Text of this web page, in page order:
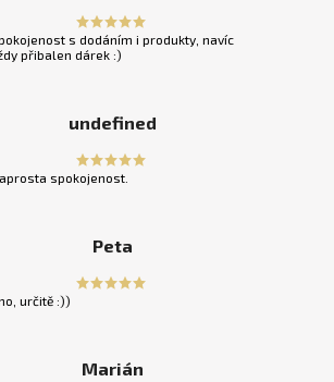
s dodáním i produkty, navíc
přibalen dárek :)
undefined
spokojenost.
Peta
určitě :))
Marián